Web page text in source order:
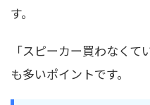
す。
「スピーカー買わなく
も多いポイントです。